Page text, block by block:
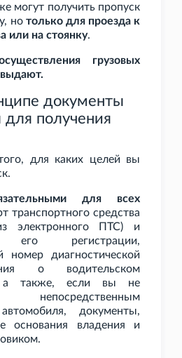
могут получить пропуск
но только для проезда к
или на стоянку.
грузовых
документы
получения
для каких целей вы
для всех
транспортного средства
электронного ПТС) и
его регистрации,
номер диагностической
о водительском
а также, если вы не
документы,
основания владения и